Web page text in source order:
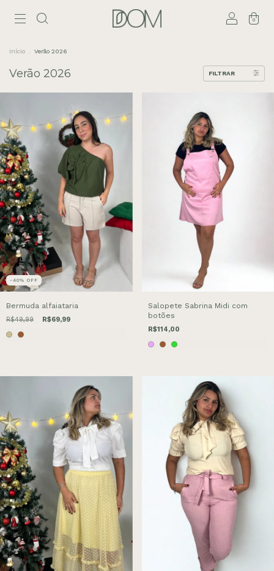
0
Início Verão 2026
Verão 2026 FILTRAR
-40% OFF
Bermuda alfaiataria
R$49,99 R$69,99
Salopete Sabrina Midi com
botões
R$114,00